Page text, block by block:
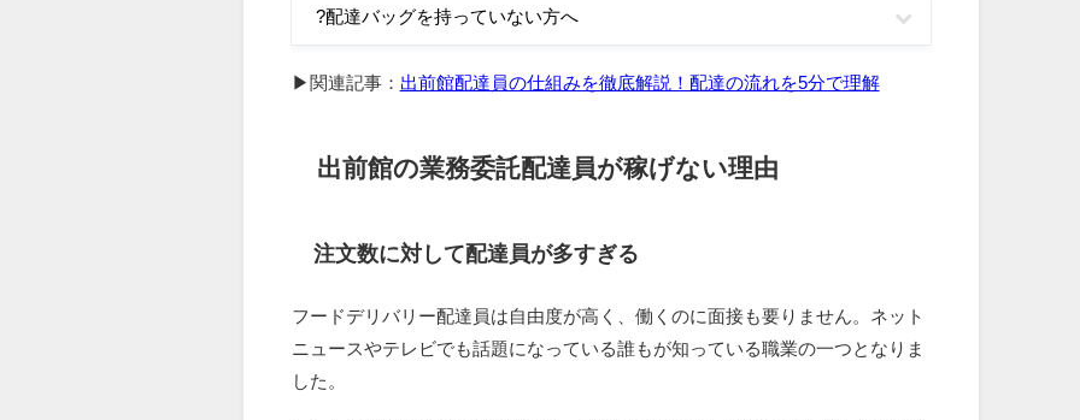
?配達バッグを持っていない方へ
▶関連記事： 出前館配達員の仕組みを徹底解説！配達の流れを5分で理解
出前館の業務委託配達員が稼げない理由
注文数に対して配達員が多すぎる
フードデリバリー配達員は自由度が高く、働くのに面接も要りません。ネット
ニュースやテレビでも話題になっている誰もが知っている職業の一つとなりま
した。